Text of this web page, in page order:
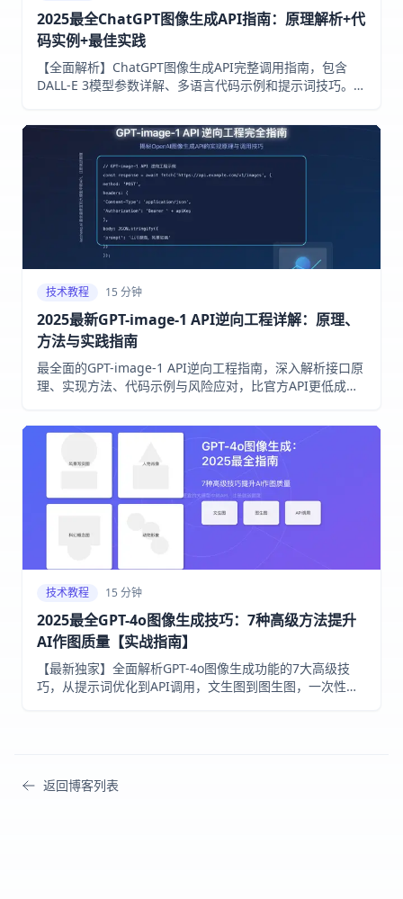
2025最全ChatGPT图像生成API指南：原理解析+代
码实例+最佳实践
【全面解析】ChatGPT图像生成API完整调用指南，包含
DALL-E 3模型参数详解、多语言代码示例和提示词技巧。通
技术教程 15 分钟
2025最新GPT-image-1 API逆向工程详解：原理、
方法与实践指南
最全面的GPT-image-1 API逆向工程指南，深入解析接口原
理、实现方法、代码示例与风险应对，比官方API更低成本
技术教程 15 分钟
2025最全GPT-4o图像生成技巧：7种高级方法提升
AI作图质量【实战指南】
【最新独家】全面解析GPT-4o图像生成功能的7大高级技
巧，从提示词优化到API调用，文生图到图生图，一次性掌
返回博客列表